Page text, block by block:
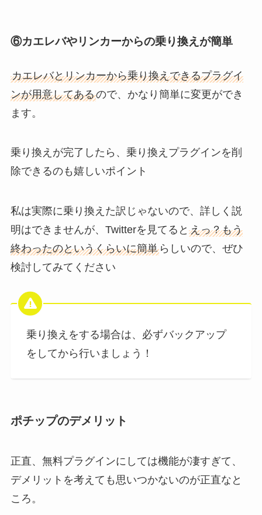
⑥カエレバやリンカーからの乗り換えが簡単
カエレバとリンカーから乗り換えできるプラグイ
ンが用意してあるので、かなり簡単に変更ができ
ます。
乗り換えが完了したら、乗り換えプラグインを削
除できるのも嬉しいポイント
私は実際に乗り換えた訳じゃないので、詳しく説
明はできませんが、Twitterを見てると えっ？もう
終わったのというくらいに簡単らしいので、ぜひ
検討してみてください
乗り換えをする場合は、必ずバックアップ
をしてから行いましょう！
ポチップのデメリット
正直、無料プラグインにしては機能が凄すぎて、
デメリットを考えても思いつかないのが正直なと
ころ。